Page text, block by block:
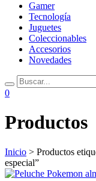
Gamer
Tecnología
Juguetes
Coleccionables
Accesorios
Novedades
0
Productos
Inicio > Productos
especial”